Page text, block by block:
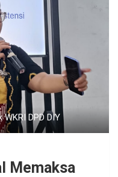
DPD DIY
Memaksa